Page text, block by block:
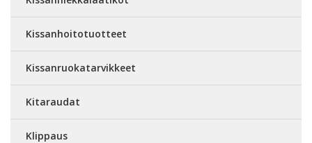
Kissanhoitotuotteet
Kissanruokatarvikkeet
Kitaraudat
Klippaus